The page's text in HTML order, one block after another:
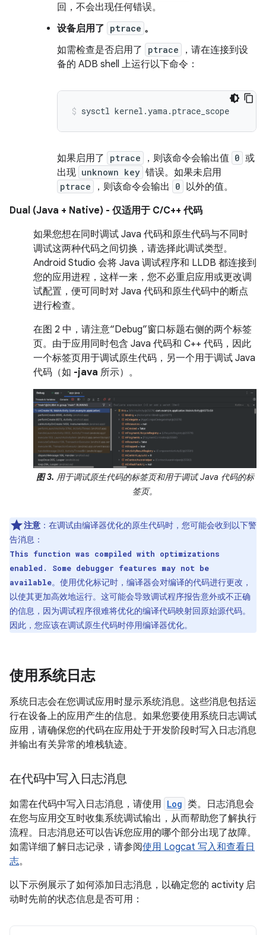
回，不会出现任何错误。
设备启用了 ptrace 。
如需检查是否启用了
ptrace
，请在连接到设
备的 ADB shell 上运行以下命令：
如果启用了 ptrace ，则该命令会输出值 0 或
出现 unknown key 错误。如果未启用
ptrace ，则该命令会输出 0 以外的值。
Dual (Java + Native) - 仅适用于 C/C++ 代码
如果您想在同时调试 Java 代码和原生代码与不同时
调试这两种代码之间切换，请选择此调试类型。
Android Studio 会将 Java 调试程序和 LLDB 都连接到
您的应用进程，这样一来，您不必重启应用或更改调
试配置，便可同时对 Java 代码和原生代码中的断点
进行检查。
在图 2 中，请注意“Debug”窗口标题右侧的两个标签
页。由于应用同时包含 Java 代码和 C++ 代码，因此
一个标签页用于调试原生代码，另一个用于调试 Java
代码（如 -java 所示）。
图 3. 用于调试原生代码的标签页和用于调试 Java 代码的标
签页。
注意 ：在调试由编译器优化的原生代码时，您可能会收到以下警
告消息：
This function was compiled with optimizations
enabled. Some debugger features may not be
available。使用优化标记时，编译器会对编译的代码进行更改，
以使其更加高效地运行。这可能会导致调试程序报告意外或不正确
的信息，因为调试程序很难将优化的编译代码映射回原始源代码。
因此，您应该在调试原生代码时停用编译器优化。
使用系统日志
系统日志会在您调试应用时显示系统消息。这些消息包括运
行在设备上的应用产生的信息。如果您要使用系统日志调试
应用，请确保您的代码在应用处于开发阶段时写入日志消息
并输出有关异常的堆栈轨迹。
在代码中写入日志消息
如需在代码中写入日志消息，请使用 Log 类。日志消息会
在您与应用交互时收集系统调试输出，从而帮助您了解执行
流程。日志消息还可以告诉您应用的哪个部分出现了故障。
如需详细了解日志记录，请参阅使用 Logcat 写入和查看日
志。
以下示例展示了如何添加日志消息，以确定您的 activity 启
动时先前的状态信息是否可用：